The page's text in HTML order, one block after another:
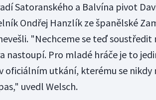
Satoranského a Balvína pivot
Ondřej Hanzlík ze španělské
"Nechceme se teď soustředit
nastoupí. Pro mladé hráče je to
oficiálním utkání, kterému se nikdy
uvedl Welsch.